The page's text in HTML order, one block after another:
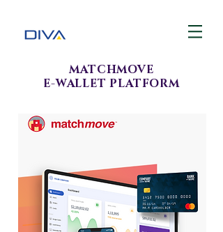
MATCHMOVE
E-WALLET PLATFORM